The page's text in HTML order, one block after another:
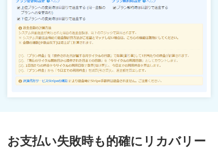
お支払い失敗時も的確にリカバリー